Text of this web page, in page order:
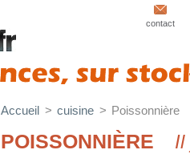
contact
Accueil > cuisine > Poissonnière
POISSONNIÈRE Il